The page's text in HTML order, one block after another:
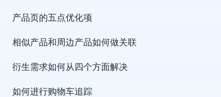
产品页的五点优化项
相似产品和周边产品如何做关联
衍生需求如何从四个方面解决
如何进行购物车追踪